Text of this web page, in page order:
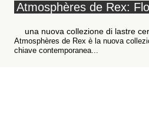
Atmosphères de Rex:
una nuova collezione di lastre
Atmosphères de Rex è la nuova
chiave contemporanea...